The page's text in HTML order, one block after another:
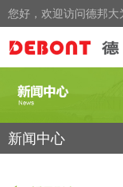
您好，欢迎访问德邦大
新闻中心